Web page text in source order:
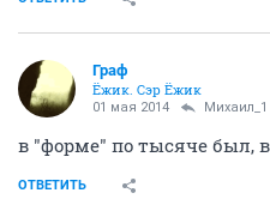
Граф
Ёжик. Сэр Ёжик
01 мая 2014 Михаил_1
в "форме" по тысяче был,
ОТВЕТИТЬ